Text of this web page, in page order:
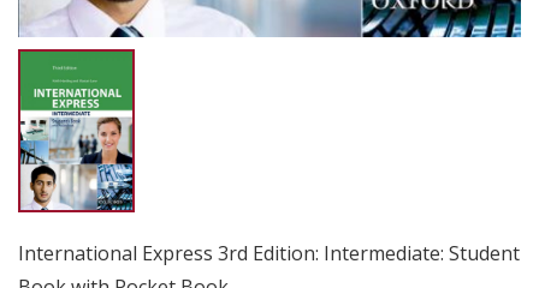
International Express 3rd Edition: Intermediate: Student